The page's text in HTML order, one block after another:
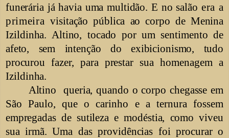
funerária já havia uma multidão. E no salão era a
primeiravisitação pública ao corpo de Menina
Izildinha. Altino, tocado por um sentimentode
afeto, sem intenção do exibicionismo, tudo
procurou fazer, para prestar suahomenagem a
Izildinha.
Altino
queria, quando o corpo chegasse em
São Paulo, que o carinho e a ternura fossem
empregadas de sutileza e modéstia, comoviveu
sua irmã. Uma das providências foi procurar o